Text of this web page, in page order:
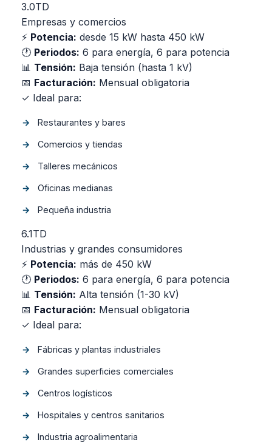
3.0TD
Empresas y comercios
⚡ Potencia: desde 15 kW hasta 450 kW
🕐 Periodos: 6 para energía, 6 para potencia
📊 Tensión: Baja tensión (hasta 1 kV)
📅 Facturación: Mensual obligatoria
✓ Ideal para:
Restaurantes y bares
Comercios y tiendas
Talleres mecánicos
Oficinas medianas
Pequeña industria
6.1TD
Industrias y grandes consumidores
⚡ Potencia: más de 450 kW
🕐 Periodos: 6 para energía, 6 para potencia
📊 Tensión: Alta tensión (1-30 kV)
📅 Facturación: Mensual obligatoria
✓ Ideal para:
Fábricas y plantas industriales
Grandes superficies comerciales
Centros logísticos
Hospitales y centros sanitarios
Industria agroalimentaria